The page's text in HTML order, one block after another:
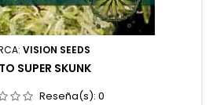
VISION SEEDS
SUPER SKUNK
Reseña(s): 0